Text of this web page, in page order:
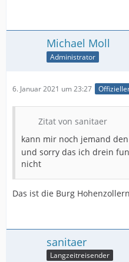
Michael Moll
Administrator
6. Januar 2021 um 23:27
Zitat von sanitaer
kann mir noch jemand
und sorry das ich drein
nicht
Das ist die Burg
sanitaer
Langzeitreisender